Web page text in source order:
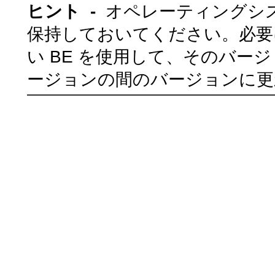
ヒント - オペレーティングシ
保持しておいてください。必
い BE を使用して、そのバー
ージョンの間のバージョンに